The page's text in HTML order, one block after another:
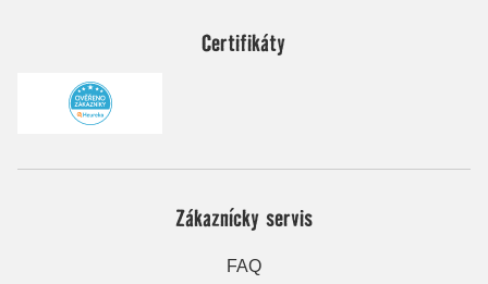
Certifikáty
Zákaznícky servis
FAQ